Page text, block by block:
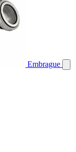
Embrague